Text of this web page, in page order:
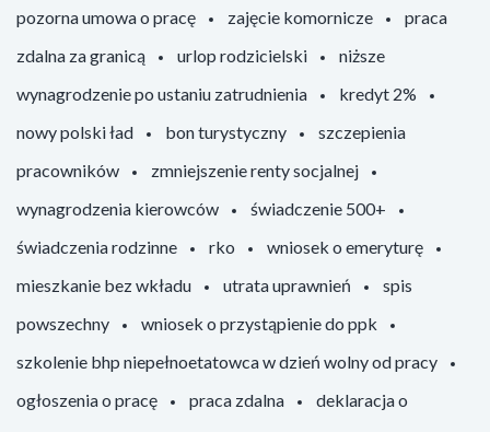
pozorna umowa o pracę
zajęcie komornicze
praca
zdalna za granicą
urlop rodzicielski
niższe
wynagrodzenie po ustaniu zatrudnienia
kredyt 2%
nowy polski ład
bon turystyczny
szczepienia
pracowników
zmniejszenie renty socjalnej
wynagrodzenia kierowców
świadczenie 500+
świadczenia rodzinne
rko
wniosek o emeryturę
mieszkanie bez wkładu
utrata uprawnień
spis
powszechny
wniosek o przystąpienie do ppk
szkolenie bhp niepełnoetatowca w dzień wolny od pracy
ogłoszenia o pracę
praca zdalna
deklaracja o